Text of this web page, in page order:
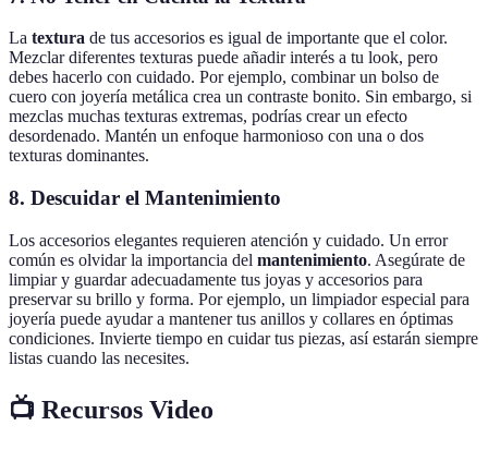
La textura de tus accesorios es igual de importante que el color.
Mezclar diferentes texturas puede añadir interés a tu look, pero
debes hacerlo con cuidado. Por ejemplo, combinar un bolso de
cuero con joyería metálica crea un contraste bonito. Sin embargo, si
mezclas muchas texturas extremas, podrías crear un efecto
desordenado. Mantén un enfoque harmonioso con una o dos
texturas dominantes.
8. Descuidar el Mantenimiento
Los accesorios elegantes requieren atención y cuidado. Un error
común es olvidar la importancia del mantenimiento. Asegúrate de
limpiar y guardar adecuadamente tus joyas y accesorios para
preservar su brillo y forma. Por ejemplo, un limpiador especial para
joyería puede ayudar a mantener tus anillos y collares en óptimas
condiciones. Invierte tiempo en cuidar tus piezas, así estarán siempre
listas cuando las necesites.
📺 Recursos Video